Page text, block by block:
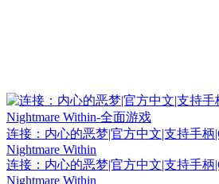
连接：内心的恶梦|官方中文|支持手柄
Nightmare Within
连接：内心的恶梦|官方中文|支持手柄
Nightmare Within